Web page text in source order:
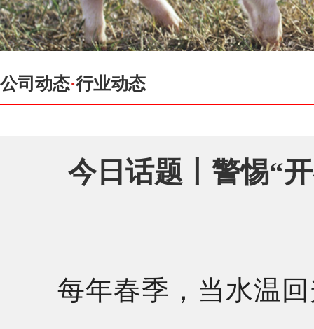
公司动态·行业动态
今日话题丨警惕“
每年春季，当水温